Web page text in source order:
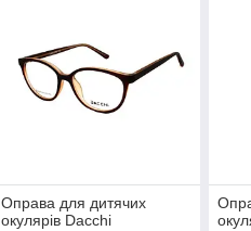
Оправа для дитячих
окулярів Dacchi